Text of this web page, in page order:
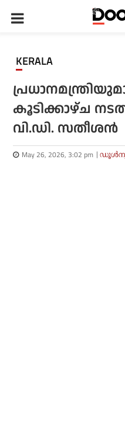
KERALA
കൂടിക്കാഴ്ച
വി.ഡി. സതീശന്‍
May 26, 2026, 3:02 pm